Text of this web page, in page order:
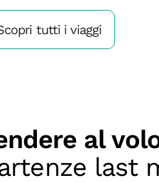
tutti i viaggi
al
last